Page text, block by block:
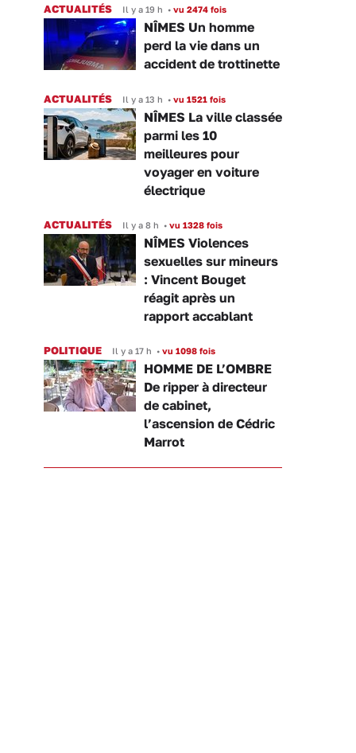
ACTUALITÉS Il y a 19 h • vu 2474 fois
NÎMES Un homme
perd la vie dans un
accident de trottinette
ACTUALITÉS Il y a 13 h • vu 1521 fois
NÎMES La ville classée
parmi les 10
meilleures pour
voyager en voiture
électrique
ACTUALITÉS Il y a 8 h • vu 1328 fois
NÎMES Violences
sexuelles sur mineurs
: Vincent Bouget
réagit après un
rapport accablant
POLITIQUE Il y a 17 h • vu 1098 fois
HOMME DE L’OMBRE
De ripper à directeur
de cabinet,
l’ascension de Cédric
Marrot